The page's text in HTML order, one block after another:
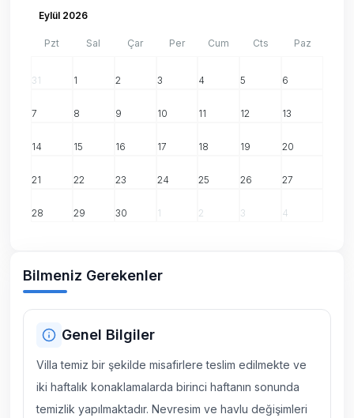
Eylül 2026
Pzt Sal Çar Per Cum Cts Paz
31 1 2 3 4 5 6
7 8 9 10 11 12 13
14 15 16 17 18 19 20
21 22 23 24 25 26 27
28 29 30 1 2 3 4
Bilmeniz Gerekenler
Genel Bilgiler
Villa temiz bir şekilde misafirlere teslim edilmekte ve
iki haftalık konaklamalarda birinci haftanın sonunda
temizlik yapılmaktadır. Nevresim ve havlu değişimleri